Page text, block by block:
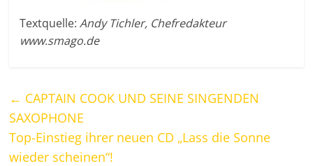
Textquelle:Andy Tichler, Chefredakteur
www.smago.de
← CAPTAIN COOK UND SEINE SINGENDEN
SAXOPHONE
Top-Einstieg ihrer neuen CD „Lass die Sonne
wieder scheinen“!